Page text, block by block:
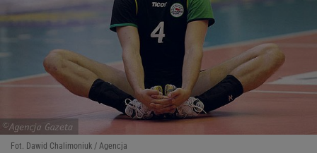
Fot. Dawid Chalimoniuk / Agencja